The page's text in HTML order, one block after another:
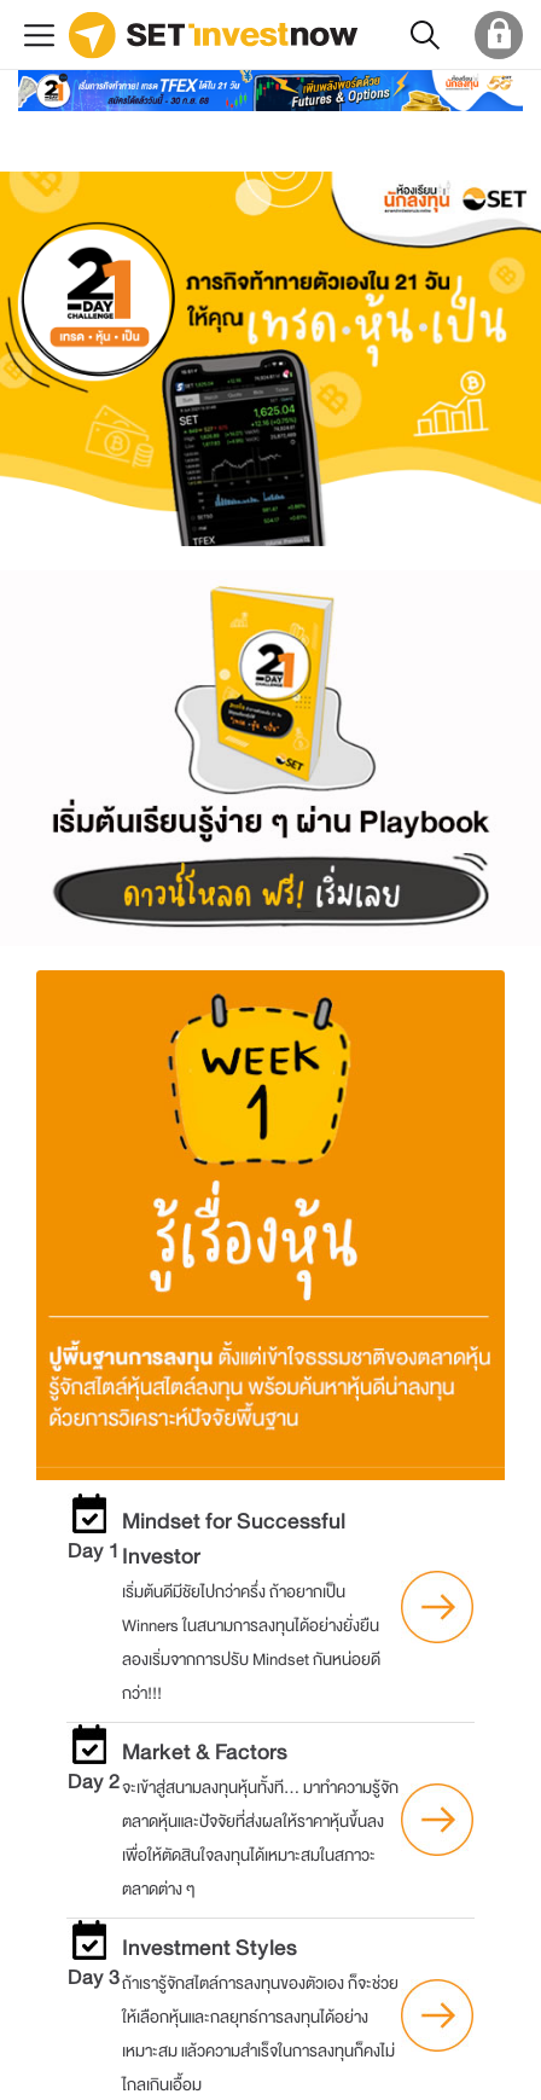
Day 1
Mindset for Successful
Investor
เริ่มต้นดีมีชัยไปกว่าครึ่ง ถ้าอยากเป็น
Winners ในสนามการลงทุนได้อย่างยั่งยืน
ลองเริ่มจากการปรับ Mindset กันหน่อยดี
กว่า!!!
Day 2
Market & Factors
จะเข้าสู่สนามลงทุนหุ้นทั้งที... มาทำความรู้จัก
ตลาดหุ้นและปัจจัยที่ส่งผลให้ราคาหุ้นขึ้นลง
เพื่อให้ตัดสินใจลงทุนได้เหมาะสมในสภาวะ
ตลาดต่าง ๆ
Day 3
Investment Styles
ถ้าเรารู้จักสไตล์การลงทุนของตัวเอง ก็จะช่วย
ให้เลือกหุ้นและกลยุทธ์การลงทุนได้อย่าง
เหมาะสม แล้วความสำเร็จในการลงทุนก็คงไม่
ไกลเกินเอื้อม